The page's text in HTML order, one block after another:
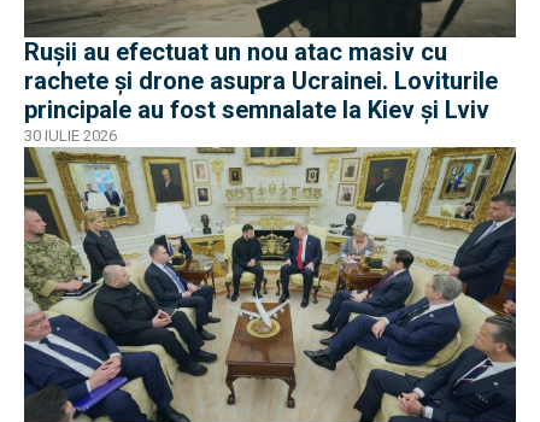
Rușii au efectuat un nou atac masiv cu
rachete și drone asupra Ucrainei. Loviturile
principale au fost semnalate la Kiev și Lviv
30 IULIE 2026